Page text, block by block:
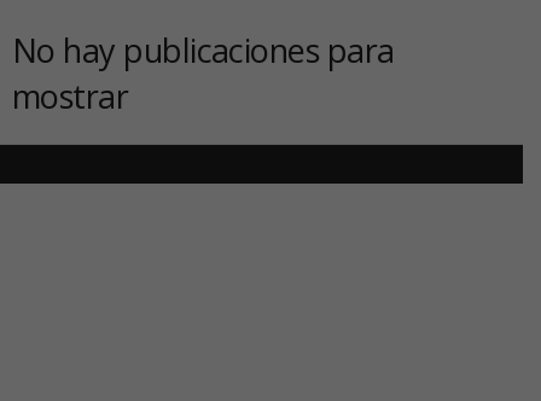
No hay publicaciones para
mostrar